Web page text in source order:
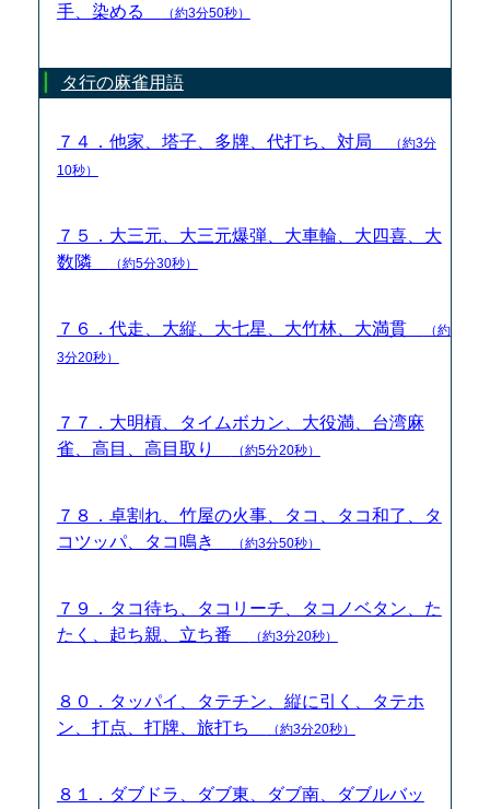
手、染める
（約3分50秒）
タ行の麻雀用語
７４．他家、塔子、多牌、代打ち、対局
（約3分
10秒）
７５．大三元、大三元爆弾、大車輪、大四喜、大
数隣
（約5分30秒）
７６．代走、大縦、大七星、大竹林、大満貫
（約
3分20秒）
７７．大明槓、タイムボカン、大役満、台湾麻
雀、高目、高目取り
（約5分20秒）
７８．卓割れ、竹屋の火事、タコ、タコ和了、タ
コツッパ、タコ鳴き
（約3分50秒）
７９．タコ待ち、タコリーチ、タコノベタン、た
たく、起ち親、立ち番
（約3分20秒）
８０．タッパイ、タテチン、縦に引く、タテホ
ン、打点、打牌、旅打ち
（約3分20秒）
８１．ダブドラ、ダブ東、ダブ南、ダブルバッ